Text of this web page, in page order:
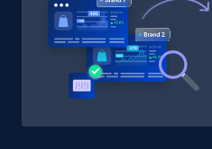
Reviews count shop,
price, and more.
1.9K+ 323+